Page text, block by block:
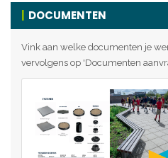
DOCUMENTEN
Vink aan welke documenten je
vervolgens op 'Documenten